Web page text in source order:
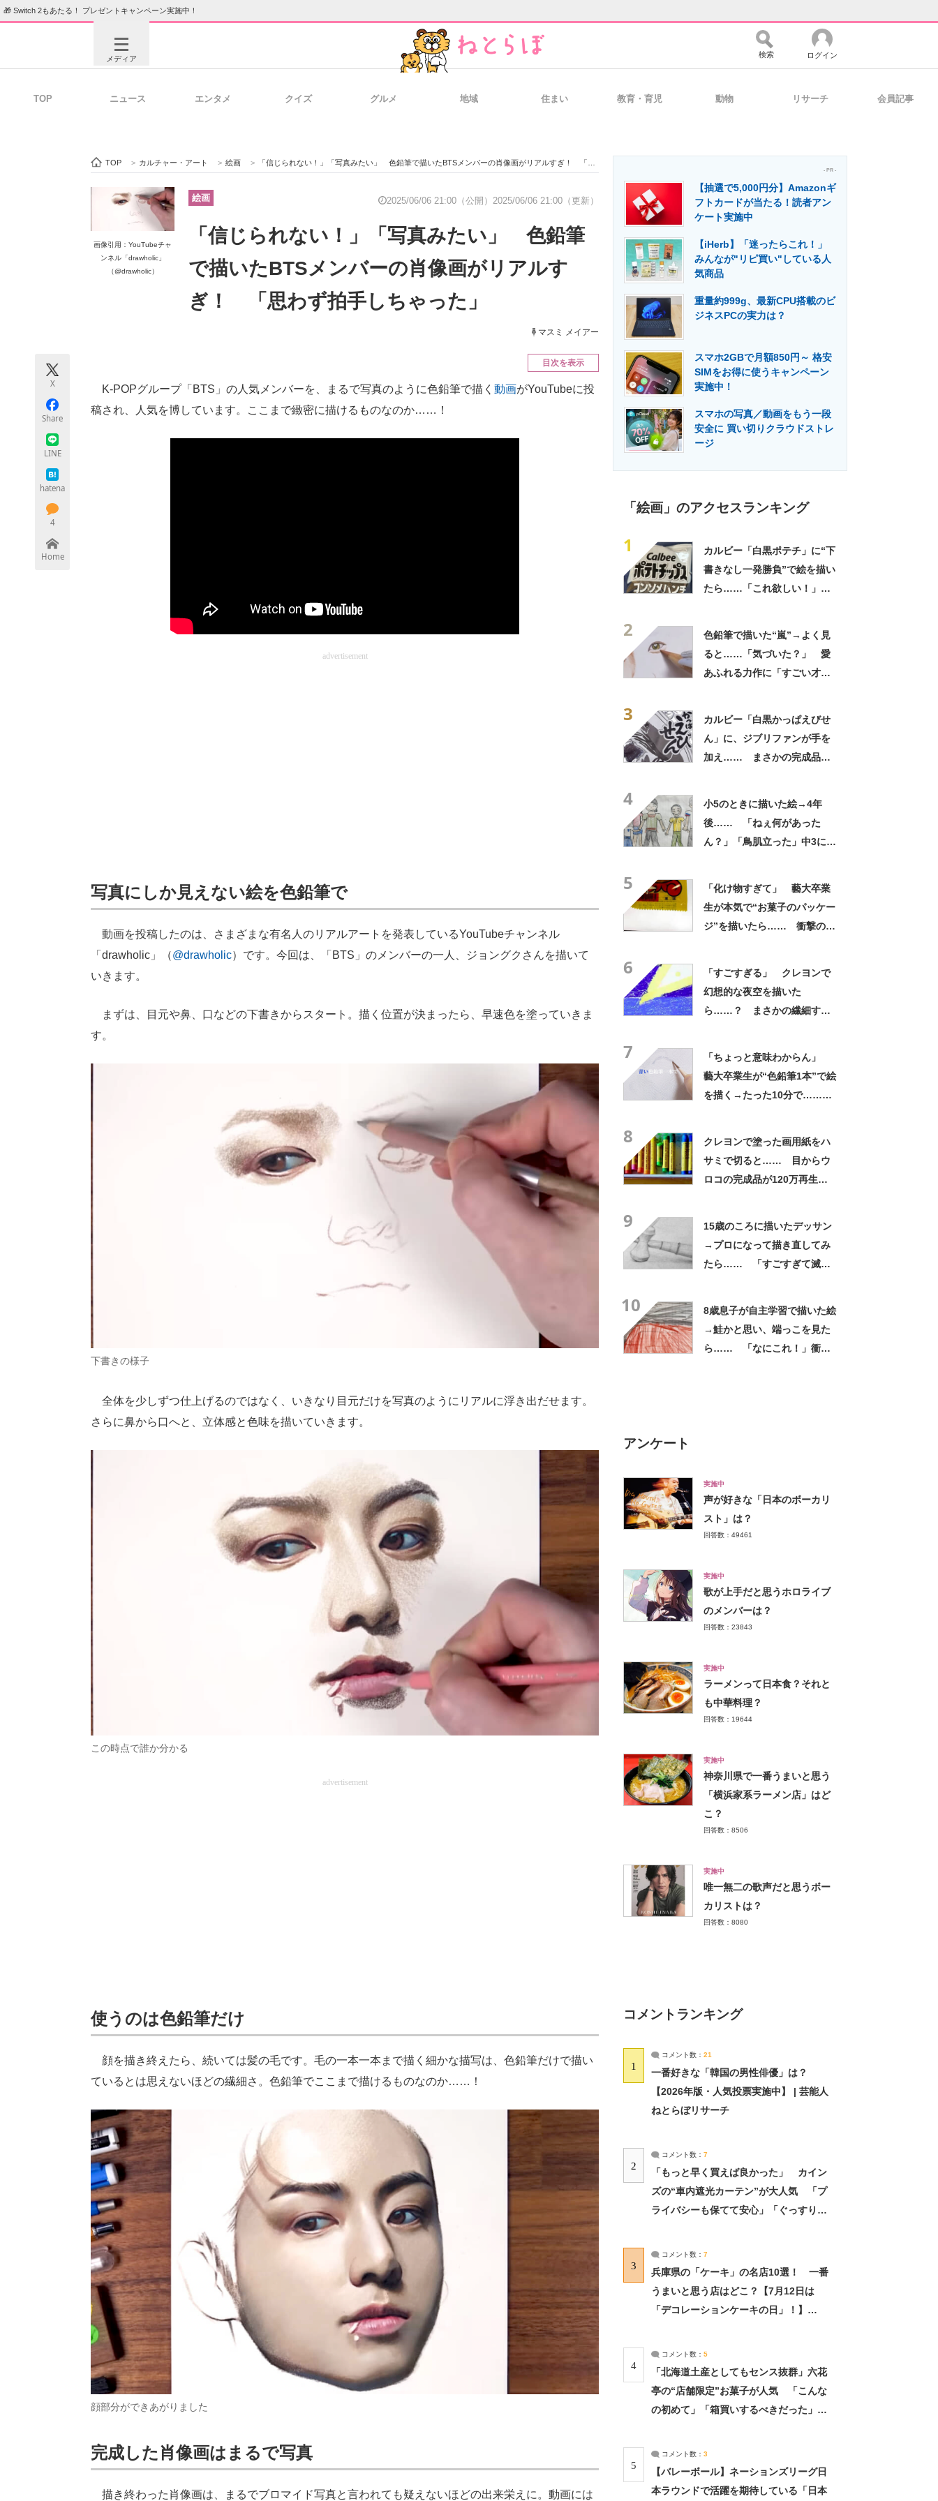
🎁 Switch 2もあたる！ プレゼントキャンペーン実施中！
メディア
ビジネスと働き方のヒント 経営リーダーのコミュニティ マーケ×ITの今がよく分かる
ITエンジニア向け専門サイト 製造業のIT導入・活用を支援
エネルギーの専門メディア 建設×テクノロジーの最前線
ちょっと気になるネットの話題
検索 ログイン
TOP ニュース エンタメ クイズ グルメ 地域 住まい 教育・育児 動物 リサーチ 会員記事
TOP > カルチャー・アート > 絵画 > 「信じられない！」「写真みたい」 色鉛筆で描いたBTSメンバーの肖像画がリアルすぎ！ 「思わず拍手しちゃった」
画像引用：YouTubeチャ
ンネル「drawholic」
（@drawholic）
絵画 2025/06/06 21:00（公開） 2025/06/06 21:00（更新）
「信じられない！」「写真みたい」 色鉛筆
で描いたBTSメンバーの肖像画がリアルす
ぎ！ 「思わず拍手しちゃった」
マスミ メイアー
X
Share
LINE
hatena
4
Home
目次を表示
K-POPグループ「BTS」の人気メンバーを、まるで写真のように色鉛筆で描く 動画がYouTubeに投
稿され、人気を博しています。ここまで緻密に描けるものなのか……！
advertisement
写真にしか見えない絵を色鉛筆で
動画を投稿したのは、さまざまな有名人のリアルアートを発表しているYouTubeチャンネル
「drawholic」（@drawholic）です。今回は、「BTS」のメンバーの一人、ジョングクさんを描いて
いきます。
まずは、目元や鼻、口などの下書きからスタート。描く位置が決まったら、早速色を塗っていきま
す。
下書きの様子
全体を少しずつ仕上げるのではなく、いきなり目元だけを写真のようにリアルに浮き出だせます。
さらに鼻から口へと、立体感と色味を描いていきます。
この時点で誰か分かる
advertisement
使うのは色鉛筆だけ
顔を描き終えたら、続いては髪の毛です。毛の一本一本まで描く細かな描写は、色鉛筆だけで描い
ているとは思えないほどの繊細さ。色鉛筆でここまで描けるものなのか……！
顔部分ができあがりました
完成した肖像画はまるで写真
描き終わった肖像画は、まるでブロマイド写真と言われても疑えないほどの出来栄えに。動画には
- PR -
【抽選で5,000円分】Amazonギ
フトカードが当たる！読者アン
ケート実施中
【iHerb】「迷ったらこれ！」
みんなが"リピ買い"している人
気商品
重量約999g、最新CPU搭載のビ
ジネスPCの実力は？
スマホ2GBで月額850円～ 格安
SIMをお得に使うキャンペーン
実施中！
スマホの写真／動画をもう一段
安全に 買い切りクラウドストレ
ージ
「絵画」のアクセスランキング
1
カルビー「白黒ポテチ」に“下
書きなし一発勝負”で絵を描い
たら……「これ欲しい！」
2
色鉛筆で描いた“嵐”→よく見
ると……「気づいた？」 愛
あふれる力作に「すごい才
3
カルビー「白黒かっぱえびせ
ん」に、ジブリファンが手を
加え…… まさかの完成品に
4
小5のときに描いた絵→4年
後…… 「ねぇ何があった
ん？」「鳥肌立った」中3にな
5
「化け物すぎて」 藝大卒業
生が本気で“お菓子のパッケー
ジ”を描いたら…… 衝撃の仕
6
「すごすぎる」 クレヨンで
幻想的な夜空を描いた
ら……？ まさかの繊細すぎ
7
「ちょっと意味わからん」
藝大卒業生が“色鉛筆1本”で絵
を描く→たった10分で……
8
クレヨンで塗った画用紙をハ
サミで切ると…… 目からウ
ロコの完成品が120万再生
9
15歳のころに描いたデッサン
→プロになって描き直してみ
たら…… 「すごすぎて滅」
10
8歳息子が自主学習で描いた絵
→鮭かと思い、端っこを見た
ら…… 「なにこれ！」衝撃
アンケート
実施中
声が好きな「日本のボーカリ
スト」は？
回答数：49461
実施中
歌が上手だと思うホロライブ
のメンバーは？
回答数：23843
実施中
ラーメンって日本食？それと
も中華料理？
回答数：19644
実施中
神奈川県で一番うまいと思う
「横浜家系ラーメン店」はど
こ？
回答数：8506
実施中
唯一無二の歌声だと思うボー
カリストは？
回答数：8080
コメントランキング
1
コメント数： 21
一番好きな「韓国の男性俳優」は？
【2026年版・人気投票実施中】 | 芸能人
ねとらぼリサーチ
2
コメント数： 7
「もっと早く買えば良かった」 カイン
ズの“車内遮光カーテン”が大人気 「プ
ライバシーも保てて安心」「ぐっすり眠
3
コメント数： 7
兵庫県の「ケーキ」の名店10選！ 一番
うまいと思う店はどこ？【7月12日は
「デコレーションケーキの日」！】
4
コメント数： 5
「北海道土産としてもセンス抜群」六花
亭の“店舗限定”お菓子が人気 「こんな
の初めて」「箱買いするべきだった」
5
コメント数： 3
【バレーボール】ネーションズリーグ日
本ラウンドで活躍を期待している「日本